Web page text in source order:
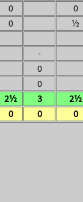
0 0
0 ½
-
0
0
2½ 3 2½
0 0 0